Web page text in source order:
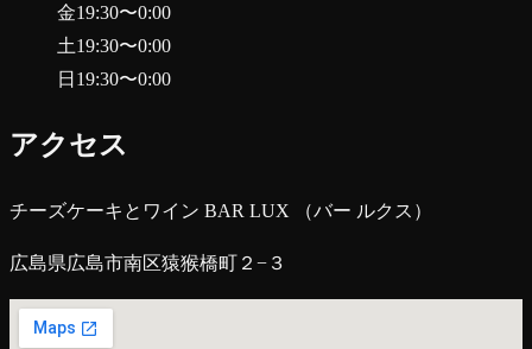
金19:30〜0:00
土19:30〜0:00
日 19:30〜0:00
アクセス
チーズケーキとワイン BAR LUX （バー ルクス）
広島県広島市南区猿猴橋町２−３